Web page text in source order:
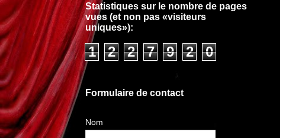
Statistiques sur le nombre de pages
vues (et non pas «visiteurs
uniques»):
1 2 2 7 9 2 0
Formulaire de contact
Nom